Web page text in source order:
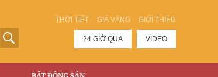
THỜI TIẾT GIÁ VÀNG GIỚI THIỆU
24 GIỜ QUA VIDEO